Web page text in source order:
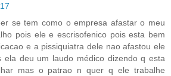
se tem como o empresa afastar o meu
pois ele e escrisofenico pois esta bem
e a pissiquiatra dele nao afastou ele
ela deu um laudo médico dizendo q esta
mas o patrao n quer q ele trabalhe